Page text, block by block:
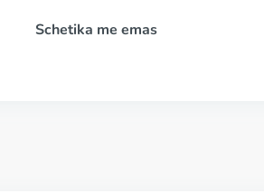
Schetika me emas